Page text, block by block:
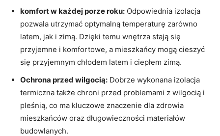
komfort w każdej porze roku: Odpowiednia izolacja
pozwala utrzymać‌ optymalną temperaturę zarówno
latem, jak i zimą. Dzięki temu wnętrza stają się
przyjemne ​i komfortowe, a mieszkańcy mogą cieszyć
się przyjemnym chłodem latem i ciepłem zimą.
Ochrona przed‍ wilgocią: Dobrze​ wykonana izolacja
termiczna także‌ chroni przed‌ problemami z ‍wilgocią i
pleśnią, co ma kluczowe znaczenie dla zdrowia
mieszkańców oraz długowieczności materiałów
⁢budowlanych.